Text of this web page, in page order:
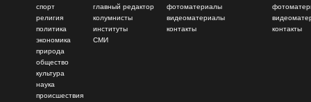
спорт
религия
политика
экономика
природа
общество
культура
наука
происшествия
главный редактор
колумнисты
институты
СМИ
фотоматериалы
видеоматериалы
контакты
контакты